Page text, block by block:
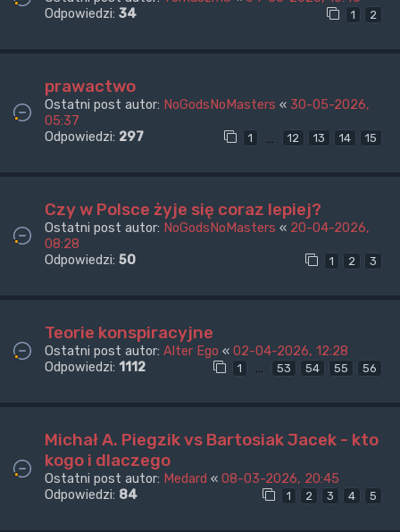
Odpowiedzi: 34 1 2
prawactwo
Ostatni post autor: NoGodsNoMasters « 30-05-2026,
05:37
Odpowiedzi: 297 1 12 13 14 15
Czy w Polsce żyje się coraz lepiej?
Ostatni post autor: NoGodsNoMasters « 20-04-2026,
08:28
Odpowiedzi: 50 1 2 3
Teorie konspiracyjne
Ostatni post autor: Alter Ego « 02-04-2026, 12:28
Odpowiedzi: 1112 1 … 53 54 55 56
Michał A. Piegzik vs Bartosiak Jacek - kto
kogo i dlaczego
Ostatni post autor: Medard « 08-03-2026, 20:45
Odpowiedzi: 84 1 2 3 4 5